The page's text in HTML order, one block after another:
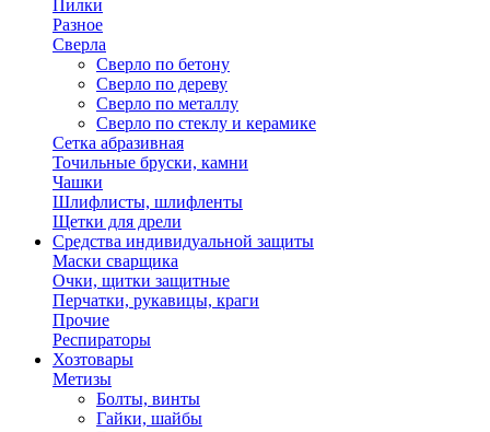
Пилки
Разное
Сверла
Сверло по бетону
Сверло по дереву
Сверло по металлу
Сверло по стеклу и керамике
Сетка абразивная
Точильные бруски, камни
Чашки
Шлифлисты, шлифленты
Щетки для дрели
Средства индивидуальной защиты
Маски сварщика
Очки, щитки защитные
Перчатки, рукавицы, краги
Прочие
Респираторы
Хозтовары
Метизы
Болты, винты
Гайки, шайбы